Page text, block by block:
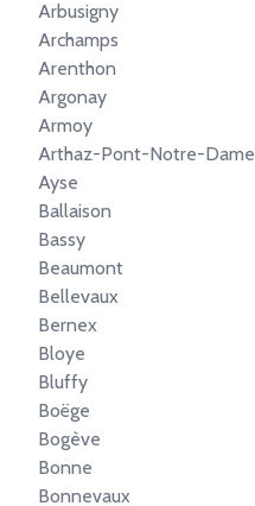
Arbusigny
Archamps
Arenthon
Argonay
Armoy
Arthaz-Pont-Notre-Dame
Ayse
Ballaison
Bassy
Beaumont
Bellevaux
Bernex
Bloye
Bluffy
Boëge
Bogève
Bonne
Bonnevaux